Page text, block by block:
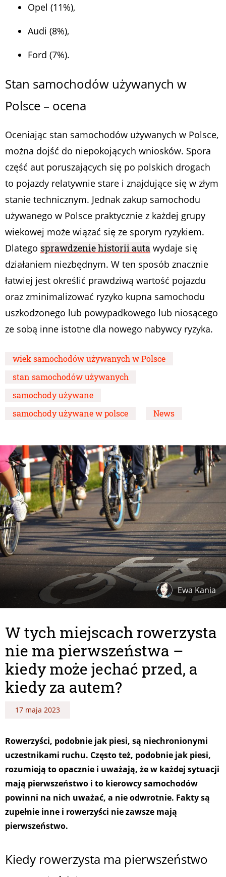
Opel (11%),
Audi (8%),
Ford (7%).
Stan samochodów używanych w
Polsce – ocena
Oceniając stan samochodów używanych w Polsce,
można dojść do niepokojących wniosków. Spora
część aut poruszających się po polskich drogach
to pojazdy relatywnie stare i znajdujące się w złym
stanie technicznym. Jednak zakup samochodu
używanego w Polsce praktycznie z każdej grupy
wiekowej może wiązać się ze sporym ryzykiem.
Dlatego sprawdzenie historii auta wydaje się
działaniem niezbędnym. W ten sposób znacznie
łatwiej jest określić prawdziwą wartość pojazdu
oraz zminimalizować ryzyko kupna samochodu
uszkodzonego lub powypadkowego lub niosącego
ze sobą inne istotne dla nowego nabywcy ryzyka.
wiek samochodów używanych w Polsce
stan samochodów używanych
samochody używane
samochody używane w polsce
News
Ewa Kania
W tych miejscach rowerzysta
nie ma pierwszeństwa –
kiedy może jechać przed, a
kiedy za autem?
17 maja 2023
Rowerzyści, podobnie jak piesi, są niechronionymi
uczestnikami ruchu. Często też, podobnie jak piesi,
rozumieją to opacznie i uważają, że w każdej sytuacji
mają pierwszeństwo i to kierowcy samochodów
powinni na nich uważać, a nie odwrotnie. Fakty są
zupełnie inne i rowerzyści nie zawsze mają
pierwszeństwo.
Kiedy rowerzysta ma pierwszeństwo